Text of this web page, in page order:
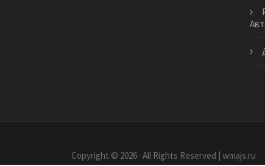
Copyright © 2026 · All Rights Reserved | wmajs.ru